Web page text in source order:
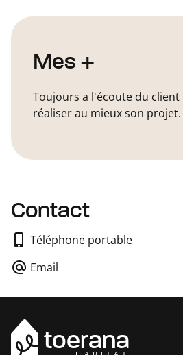
Mes +
Toujours a l'écoute du
réaliser au mieux son projet.
Contact
Téléphone portable
Email
toerana